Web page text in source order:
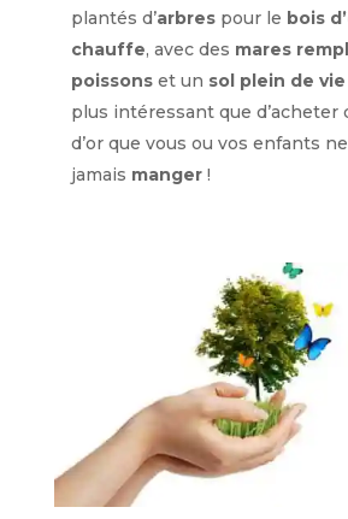
plantés d’arbrespour le bois
chauffe, avec des mares
poissonset un sol plein de vie
plus intéressant que d’acheter
d’or que vous ou vos enfants
jamais manger !